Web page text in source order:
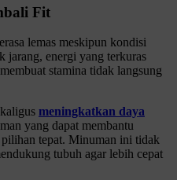
Fit
lemas meskipun kondisi
jarang, energi yang terkuras
stamina tidak langsung
meningkatkan daya
yang dapat membantu
tepat. Minuman ini tidak
tubuh agar lebih cepat